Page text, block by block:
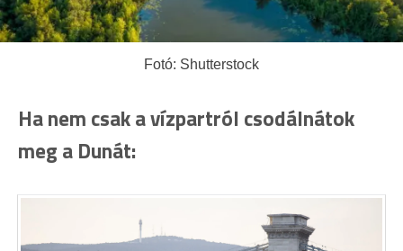
Fotó: Shutterstock
Ha nem csak a vízpartról csodálnátok
meg a Dunát: